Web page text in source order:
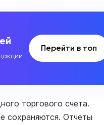
Перейти в топ
торгового счета.
сохраняются. Отчеты